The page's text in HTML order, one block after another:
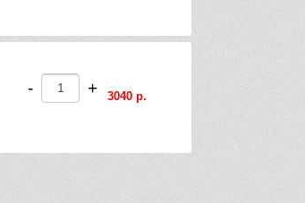
- + 3040 р.